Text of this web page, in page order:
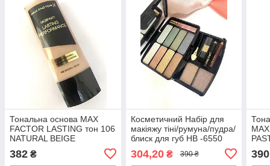
Тональна основа MAX
FACTOR LASTING тон 106
NATURAL BEIGE
382 ₴
Косметичний Набір для
макіяжу тіні/румуна/пудра/
блиск для губ НВ -6550
304,20₴ 390 ₴ 390